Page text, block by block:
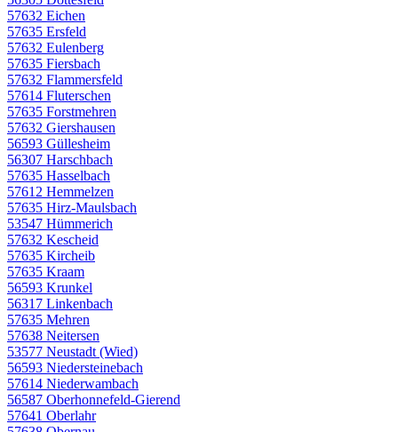
57632 Eichen
57635 Ersfeld
57632 Eulenberg
57635 Fiersbach
57632 Flammersfeld
57614 Fluterschen
57635 Forstmehren
57632 Giershausen
56593 Güllesheim
56307 Harschbach
57635 Hasselbach
57612 Hemmelzen
57635 Hirz-Maulsbach
53547 Hümmerich
57632 Kescheid
57635 Kircheib
57635 Kraam
56593 Krunkel
56317 Linkenbach
57635 Mehren
57638 Neitersen
53577 Neustadt (Wied)
56593 Niedersteinebach
57614 Niederwambach
56587 Oberhonnefeld-Gierend
57641 Oberlahr